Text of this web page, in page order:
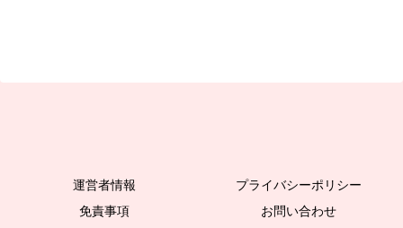
運営者情報
プライバシーポリシー
免責事項
お問い合わせ